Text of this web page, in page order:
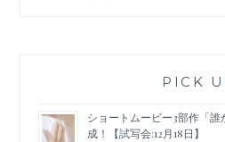
PICK
ショートムービー3部作「
成！【試写会:12月18日】